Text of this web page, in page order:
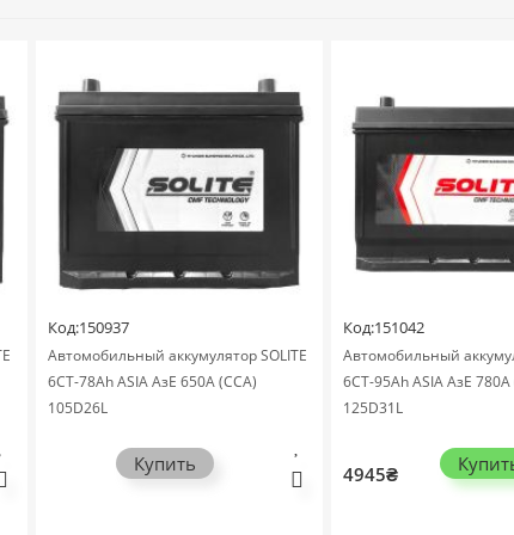
Код:150937
Автомобильный аккумулятор SOLITE
6СТ-78Ah ASIA АзЕ 650А (CCA)
105D26L
Купить
Код:151042
Автомобильный
6СТ-95Ah ASIA АзЕ 780А
125D31L
4945₴ Купить